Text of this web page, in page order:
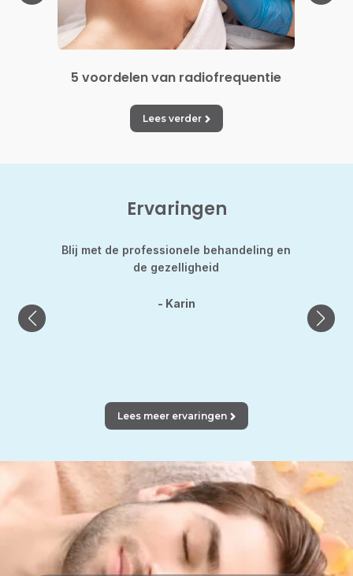
5 voordelen van radiofrequentie
Lees verder
Ervaringen
Blij met de professionele behandeling en
de gezelligheid
- Karin
Lees meer ervaringen